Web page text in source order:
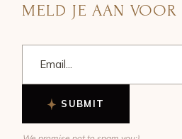
MELD JE AAN VOOR
SUBMIT